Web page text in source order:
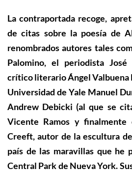
La contraportada recoge,
de citas sobre la poesía de
renombrados autores tales
Palomino, el periodista
crítico literario Ángel Valbuena
Universidad de Yale Manuel
Andrew Debicki (al que se
Vicente Ramos y
Creeft, autor de la escultura
país de las maravillas que he
Central Park de Nueva York.